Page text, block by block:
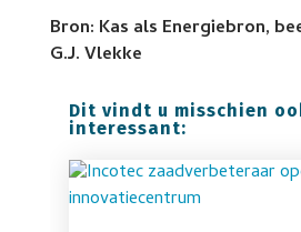
Bron: Kas als Energiebron,
G.J. Vlekke
Dit vindt u misschien
interessant: